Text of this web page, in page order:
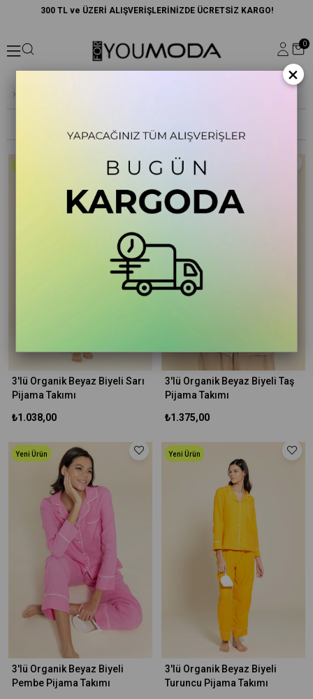
300 TL ve ÜZERİ ALIŞVERİŞLERİNİZDE ÜCRETSİZ KARGO!
0
3'lü Organik Beyaz Biyeli Sarı
Pijama Takımı
₺1.038,00
3'lü Organik Beyaz Biyeli Taş
Pijama Takımı
Yeni Ürün
₺1.375,00
3'lü Organik Beyaz Biyeli
Pembe Pijama Takımı
Yeni Ürün
3'lü Organik Beyaz Biyeli
Turuncu Pijama Takımı
Yeni Ürün
×